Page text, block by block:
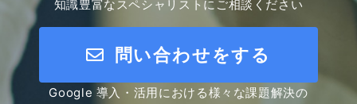
知識豊富なスペシャリストにご相談ください
問い合わせをする
Google 導入・活用における様々な課題解決の